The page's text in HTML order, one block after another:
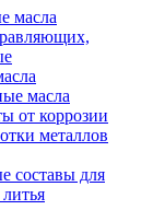
масла
масла
от коррозии
металлов
составы для